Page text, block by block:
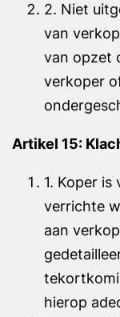
2. Niet
van
van opzet
verkoper
Artikel 15:
1. Koper
verrichte
aan
hierop